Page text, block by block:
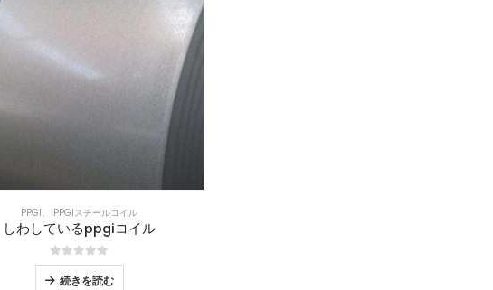
PPGI、 PPGIスチールコイル
しわしているppgiコイル
05つのうち
続きを読む